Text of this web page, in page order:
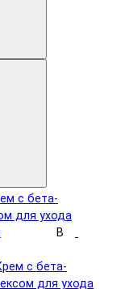
В
с бета-
для ухода